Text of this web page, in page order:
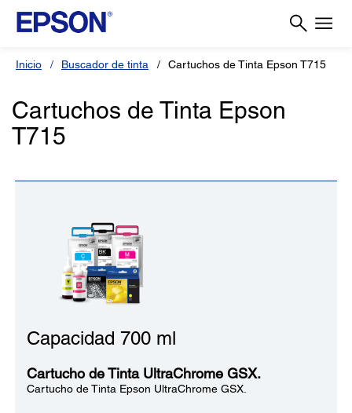
Inicio Buscador de tinta Cartuchos de Tinta Epson T715
Cartuchos de Tinta Epson
T715
Capacidad 700 ml
Cartucho de Tinta UltraChrome GSX.
Cartucho de Tinta Epson UltraChrome GSX.